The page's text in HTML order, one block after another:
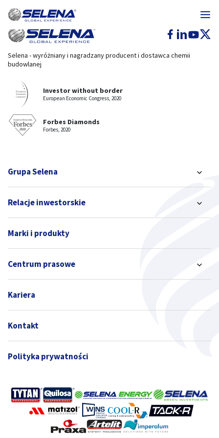
Selena - wyróżniany i nagradzany producent i dostawca chemii
budowlanej
Investor without border
European Economic Congress, 2020
Forbes Diamonds
Forbes, 2020
Grupa Selena
Relacje inwestorskie
Marki i produkty
Centrum prasowe
Kariera
Kontakt
Polityka prywatności